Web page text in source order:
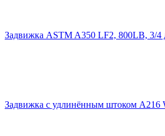
Задвижка ASTM A350 LF2, 800LB, 3/
Задвижка с удлинённым штоком A216